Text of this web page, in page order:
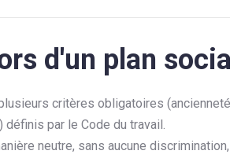
d'un plan
critères obligatoires
par le Code du travail.
neutre, sans aucune